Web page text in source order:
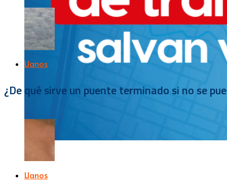
Llanos
¿De qué sirve un puente terminado si no se
Llanos